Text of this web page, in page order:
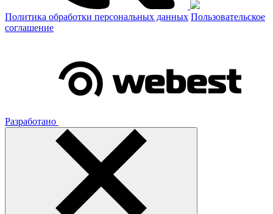
Политика обработки персональных данных Пользовательское
соглашение
Разработано